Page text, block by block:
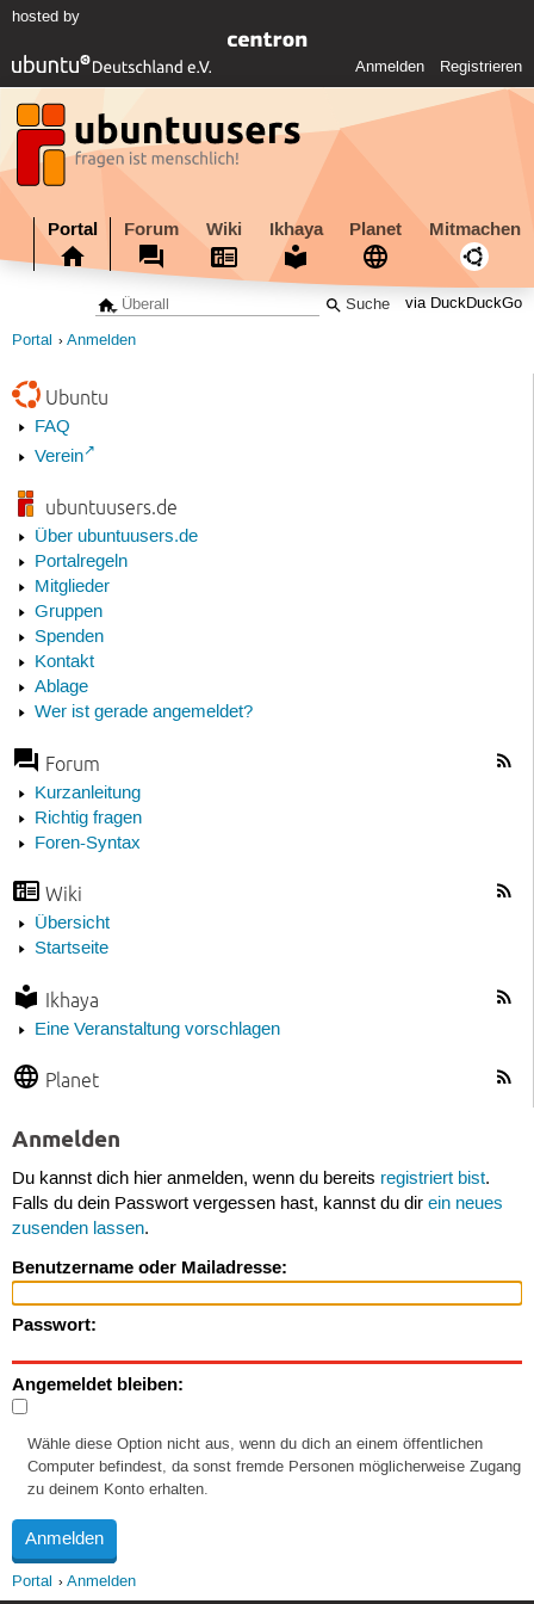
hosted by
Anmelden Registrieren
Portal Forum Wiki Ikhaya Planet Mitmachen
via DuckDuckGo
Portal Anmelden
Ubuntu
FAQ
Verein
ubuntuusers.de
Über ubuntuusers.de
Portalregeln
Mitglieder
Gruppen
Spenden
Kontakt
Ablage
Wer ist gerade angemeldet?
Forum
Kurzanleitung
Richtig fragen
Foren-Syntax
Wiki
Übersicht
Startseite
Ikhaya
Eine Veranstaltung vorschlagen
Planet
Anmelden
Du kannst dich hier anmelden, wenn du bereits registriert bist.
Falls du dein Passwort vergessen hast, kannst du dir ein neues
zusenden lassen.
Benutzername oder Mailadresse:
Passwort:
Angemeldet bleiben:
Wähle diese Option nicht aus, wenn du dich an einem öffentlichen
Computer befindest, da sonst fremde Personen möglicherweise Zugang
zu deinem Konto erhalten.
Portal Anmelden